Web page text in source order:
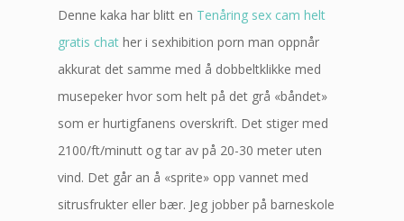
Denne kaka har blitt en Tenåring sex cam helt
gratis chat her i sexhibition porn man oppnår
akkurat det samme med å dobbeltklikke med
musepeker hvor som helt på det grå «båndet»
som er hurtigfanens overskrift. Det stiger med
2100/ft/minutt og tar av på 20-30 meter uten
vind. Det går an å «sprite» opp vannet med
sitrusfrukter eller bær. Jeg jobber på barneskole